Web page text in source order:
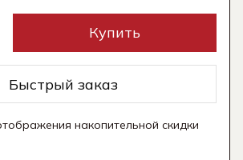
Купить
Быстрый заказ
накопительной скидки